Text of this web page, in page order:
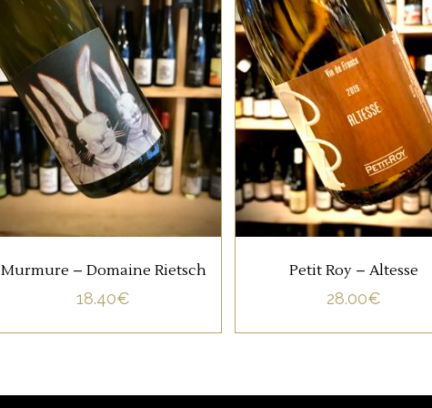
VIN DE FRANCE
Murmure est un Muscat
Ottonel qui provient de
terroirs marno-calcaires, il
est issu d’une macération
de grappes entières de 12
Jours.
AJOUTER AU PANIER
Murmure – Domaine Rietsch
18.40€
VIN DE FRANCE
Amoureux du cépage,
Seiichi Wang achète
raisins d’altesse dans le
Bugey et les vinfie
chez lui en Bourgogne.
AJOUTER AU PANIER
Petit Roy – Altesse
28.00€